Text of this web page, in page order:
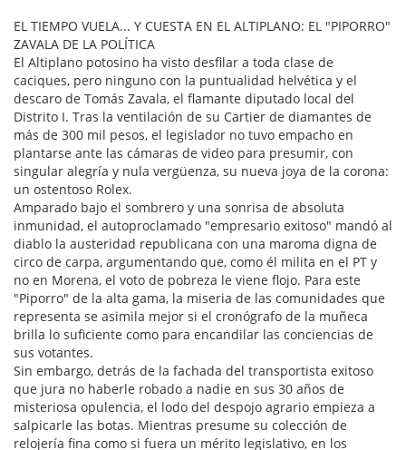
EL TIEMPO VUELA... Y CUESTA EN EL ALTIPLANO: EL "PIPORRO"
ZAVALA DE LA POLÍTICA
El Altiplano potosino ha visto desfilar a toda clase de
caciques, pero ninguno con la puntualidad helvética y el
descaro de Tomás Zavala, el flamante diputado local del
Distrito I. Tras la ventilación de su Cartier de diamantes de
más de 300 mil pesos, el legislador no tuvo empacho en
plantarse ante las cámaras de video para presumir, con
singular alegría y nula vergüenza, su nueva joya de la corona:
un ostentoso Rolex.
Amparado bajo el sombrero y una sonrisa de absoluta
inmunidad, el autoproclamado "empresario exitoso" mandó al
diablo la austeridad republicana con una maroma digna de
circo de carpa, argumentando que, como él milita en el PT y
no en Morena, el voto de pobreza le viene flojo. Para este
"Piporro" de la alta gama, la miseria de las comunidades que
representa se asimila mejor si el cronógrafo de la muñeca
brilla lo suficiente como para encandilar las conciencias de
sus votantes.
Sin embargo, detrás de la fachada del transportista exitoso
que jura no haberle robado a nadie en sus 30 años de
misteriosa opulencia, el lodo del despojo agrario empieza a
salpicarle las botas. Mientras presume su colección de
relojería fina como si fuera un mérito legislativo, en los